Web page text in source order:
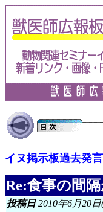
イヌ掲示板過去発言
Re:食事の間
投稿日2010年6月20